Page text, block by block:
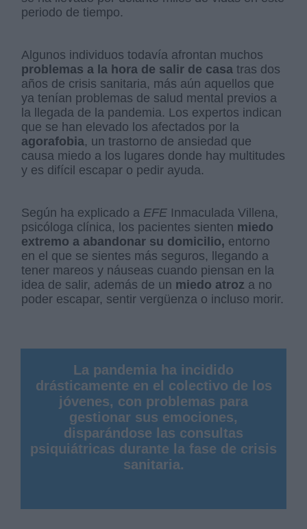
periodo de tiempo.
Algunos individuos todavía afrontan muchos
problemas a la hora de salir de casa tras dos
años de crisis sanitaria, más aún aquellos que
ya tenían problemas de salud mental previos a
la llegada de la pandemia. Los expertos indican
que se han elevado los afectados por la
agorafobia, un trastorno de ansiedad que
causa miedo a los lugares donde hay multitudes
y es difícil escapar o pedir ayuda.
Según ha explicado a EFE Inmaculada Villena,
psicóloga clínica, los pacientes sienten miedo
extremo a abandonar su domicilio, entorno
en el que se sientes más seguros, llegando a
tener mareos y náuseas cuando piensan en la
idea de salir, además de un miedo atroz a no
poder escapar, sentir vergüenza o incluso morir.
La pandemia ha incidido
drásticamente en el colectivo de los
jóvenes, con problemas para
gestionar sus emociones,
disparándose las consultas
psiquiátricas durante la fase de crisis
sanitaria.